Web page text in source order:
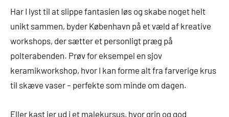
Har I lyst til at slippe fantasien løs og skabe noget helt
unikt sammen, byder København på et væld af kreative
workshops, der sætter et personligt præg på
polterabenden. Prøv for eksempel en sjov
keramikworkshop, hvor I kan forme alt fra farverige krus
til skæve vaser – perfekte som minde om dagen.
Eller kast jer ud i et malekursus, hvor grin og god